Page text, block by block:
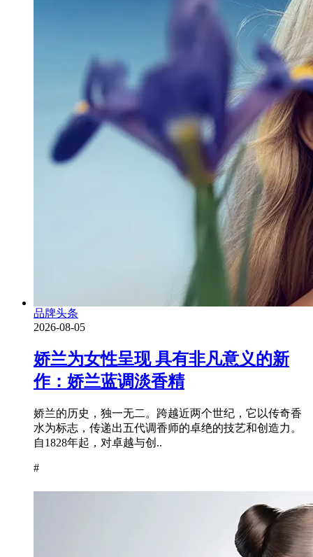
品牌头条
2026-08-05
娇兰为女性呈现 具有非凡意义的新
作：娇兰蓝调淡香精
娇兰的历史，独一无二。跨越近两个世纪，它以传奇香
水为标志，传递出五代调香师的卓绝的技艺和创造力。
自1828年起，对卓越与创..
#